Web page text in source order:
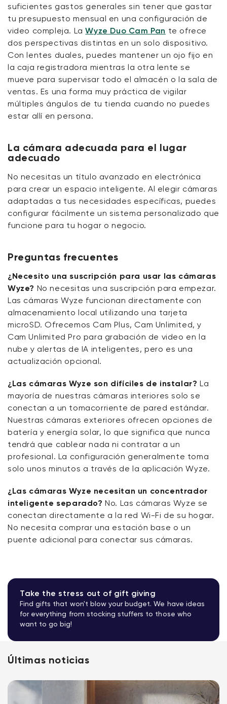
suficientes gastos generales sin tener que gastar
tu presupuesto mensual en una configuración de
video compleja. LaWyze Duo Cam Pan te ofrece
dos perspectivas distintas en un solo dispositivo.
Con lentes duales, puedes mantener un ojo fijo en
la caja registradora mientras la otra lente se
mueve para supervisar todo el almacén o la sala de
ventas. Es una forma muy práctica de vigilar
múltiples ángulos de tu tienda cuando no puedes
estar allí en persona.
La cámara adecuada para el lugar
adecuado
No necesitas un título avanzado en electrónica
para crear un espacio inteligente. Al elegir cámaras
adaptadas a tus necesidades específicas, puedes
configurar fácilmente un sistema personalizado que
funcione para tu hogar o negocio.
Preguntas frecuentes
¿Necesito una suscripción para usar las cámaras
Wyze? No necesitas una suscripción para empezar.
Las cámaras Wyze funcionan directamente con
almacenamiento local utilizando una tarjeta
microSD. Ofrecemos Cam Plus, Cam Unlimited, y
Cam Unlimited Pro para grabación de video en la
nube y alertas de IA inteligentes, pero es una
actualización opcional.
¿Las cámaras Wyze son difíciles de instalar? La
mayoría de nuestras cámaras interiores solo se
conectan a un tomacorriente de pared estándar.
Nuestras cámaras exteriores ofrecen opciones de
batería y energía solar, lo que significa que nunca
tendrá que cablear nada ni contratar a un
profesional. La configuración generalmente toma
solo unos minutos a través de la aplicación Wyze.
¿Las cámaras Wyze necesitan un concentrador
inteligente separado? No. Las cámaras Wyze se
conectan directamente a la red Wi-Fi de su hogar.
No necesita comprar una estación base o un
puente adicional para conectar sus cámaras.
Take the stress out of gift giving
Find gifts that won't blow your budget. We have ideas
for everything from stocking stuffers to those who
want to go big!
Últimas noticias